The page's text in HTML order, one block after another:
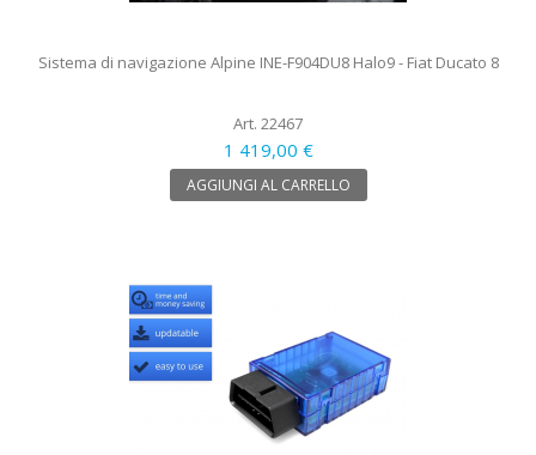
Sistema di navigazione Alpine INE-F904DU8 Halo9 - Fiat Ducato 8
Art. 22467
1 419,00 €
AGGIUNGI AL CARRELLO